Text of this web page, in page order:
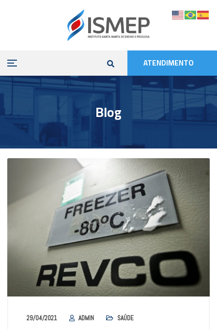
ATENDIMENTO
Blog
29/04/2021 ADMIN SAÚDE